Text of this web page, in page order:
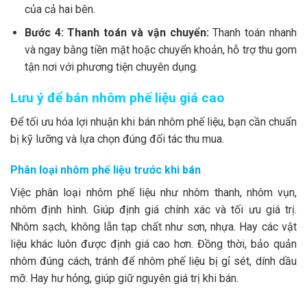
của cả hai bên.
Bước 4: Thanh toán và vận chuyển:Thanh toán nhanh
và ngay bằng tiền mặt hoặc chuyển khoản, hỗ trợ thu gom
tận nơi với phương tiện chuyên dụng.
Lưu ý để bán nhôm phế liệu giá cao
Để tối ưu hóa lợi nhuận khi bán nhôm phế liệu, bạn cần chuẩn
bị kỹ lưỡng và lựa chọn đúng đối tác thu mua.
Phân loại nhôm phế liệu trước khi bán
Việc phân loại nhôm phế liệu như nhôm thanh, nhôm vụn,
nhôm định hình. Giúp định giá chính xác và tối ưu giá trị.
Nhôm sạch, không lẫn tạp chất như sơn, nhựa. Hay các vật
liệu khác luôn được định giá cao hơn. Đồng thời, bảo quản
nhôm đúng cách, tránh để nhôm phế liệu bị gỉ sét, dính dầu
mỡ. Hay hư hỏng, giúp giữ nguyên giá trị khi bán.